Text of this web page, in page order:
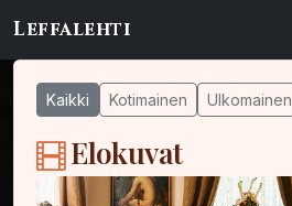
Leffalehti
Kaikki Kotimainen Ulkomainen
Elokuvat